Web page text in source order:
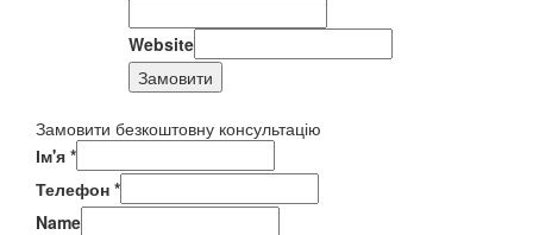
Website
Замовити
Замовити безкоштовну консультацію
Ім'я *
Телефон *
Name